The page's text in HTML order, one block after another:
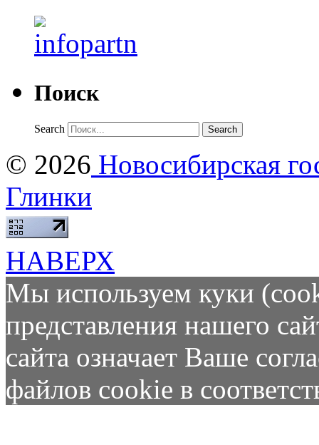
Поиск
Search
© 2026 Новосибирская
Глинки
НАВЕРХ
Мы используем куки
представления нашего
сайта означает Ваше
файлов cookie в